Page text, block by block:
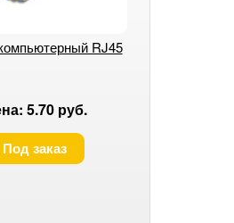
RJ45
5.70 руб.
Под заказ